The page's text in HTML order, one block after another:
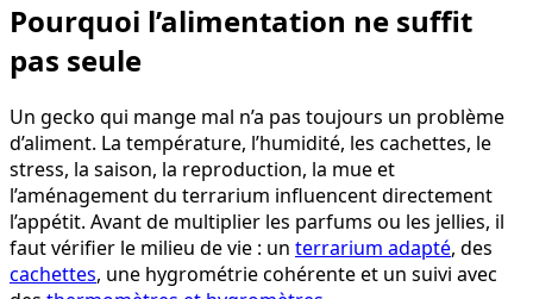
Pourquoi l’alimentation ne suffit
pas seule
Un gecko qui mange mal n’a pas toujours un problème
d’aliment. La température, l’humidité, les cachettes, le
stress, la saison, la reproduction, la mue et
l’aménagement du terrarium influencent directement
l’appétit. Avant de multiplier les parfums ou les jellies, il
faut vérifier le milieu de vie : un terrarium adapté, des
cachettes, une hygrométrie cohérente et un suivi avec